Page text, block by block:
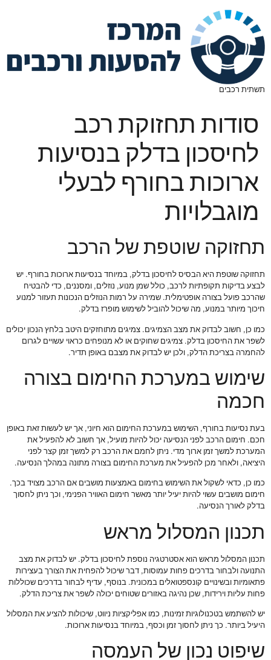
תשתית רכבים
סודות תחזוקת רכב
לחיסכון בדלק בנסיעות
ארוכות בחורף לבעלי
מוגבלויות
תחזוקה שוטפת של הרכב
תחזוקה שוטפת היא הבסיס לחיסכון בדלק, במיוחד בנסיעות ארוכות בחורף. יש
לבצע בדיקות תקופתיות לרכב, כולל שמן מנוע, נוזלים, ומסננים, כדי להבטיח
שהרכב פועל בצורה אופטימלית. שמירה על רמות הנוזלים הנכונות תעזור למנוע
חיכוך מיותר במנוע, מה שיכול להוביל לשימוש מופרז בדלק.
כמו כן, חשוב לבדוק את מצב הצמיגים. צמיגים מתוחזקים היטב בלחץ הנכון יכולים
לשפר את החיסכון בדלק. צמיגים שחוקים או לא מנופחים כראוי עשויים לגרום
להחמרה בצריכת הדלק, ולכן יש לבדוק את מצבם באופן תדיר.
שימוש במערכת החימום בצורה
חכמה
בעת נסיעות בחורף, השימוש במערכת החימום הוא חיוני, אך יש לעשות זאת באופן
חכם. חימום הרכב לפני הנסיעה יכול להיות מועיל, אך חשוב לא להפעיל את
המערכת למשך זמן ארוך מדי. ניתן לחמם את הרכב רק למשך זמן קצר לפני
היציאה, ולאחר מכן להפעיל את מערכת החימום בצורה מתונה במהלך הנסיעה.
כמו כן, כדאי לשקול את השימוש בחימום באמצעות מושבים אם הרכב מצויד בכך.
חימום מושבים עשוי להיות יעיל יותר מאשר חימום האוויר הפנימי, וכך ניתן לחסוך
בדלק לאורך הנסיעה.
תכנון המסלול מראש
תכנון המסלול מראש הוא אסטרטגיה נוספת לחיסכון בדלק. יש לבדוק את מצב
התנועה ולבחור בדרכים פחות עמוסות, דבר שיכול להפחית את הצורך בעצירות
פתאומיות ובשינויים קונספטואלים במכונית. בנוסף, עדיף לבחור בדרכים שכוללות
פחות עליות וירידות, שכן נהיגה באזורים שטוחים יכולה לשפר את צריכת הדלק.
יש להשתמש בטכנולוגיות זמינות, כמו אפליקציות ניווט, שיכולות להציע את המסלול
היעיל ביותר. כך ניתן לחסוך זמן וכסף, במיוחד בנסיעות ארוכות.
שיפוט נכון של העמסה